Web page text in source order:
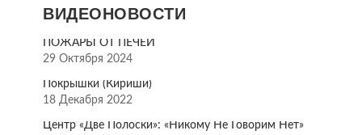
ВИДЕОНОВОСТИ
ПОЖАРЫ ОТ ПЕЧЕЙ
29 Октября 2024
Покрышки (Кириши)
18 Декабря 2022
Центр «Две Полоски»: «Никому Не Говорим Нет»